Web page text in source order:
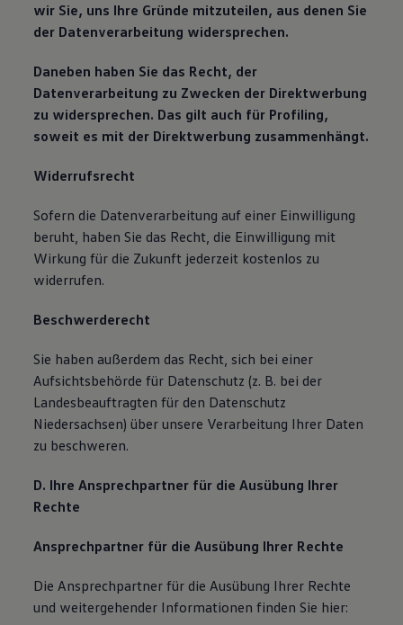
wir Sie, uns Ihre Gründe mitzuteilen, aus denen Sie
der Datenverarbeitung widersprechen.
Daneben haben Sie das Recht, der
Datenverarbeitung zu Zwecken der Direktwerbung
zu widersprechen. Das gilt auch für Profiling,
soweit es mit der Direktwerbung zusammenhängt.
Widerrufsrecht
Sofern die Datenverarbeitung auf einer Einwilligung
beruht, haben Sie das Recht, die Einwilligung mit
Wirkung für die Zukunft jederzeit kostenlos zu
widerrufen.
Beschwerderecht
Sie haben außerdem das Recht, sich bei einer
Aufsichtsbehörde für Datenschutz (z. B. bei der
Landesbeauftragten für den Datenschutz
Niedersachsen) über unsere Verarbeitung Ihrer Daten
zu beschweren.
D. Ihre Ansprechpartner für die Ausübung Ihrer
Rechte
Ansprechpartner für die Ausübung Ihrer Rechte
Die Ansprechpartner für die Ausübung Ihrer Rechte
und weitergehender Informationen finden Sie hier: